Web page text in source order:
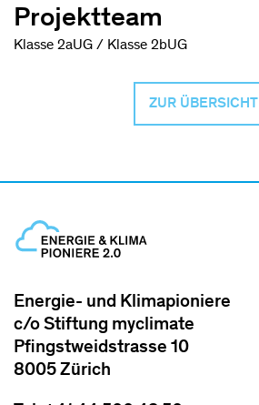
Projektteam
Klasse 2aUG / Klasse 2bUG
ZUR ÜBERSICHT
Energie- und Klimapioniere
c/o Stiftung myclimate
Pfingstweidstrasse 10
8005 Zürich